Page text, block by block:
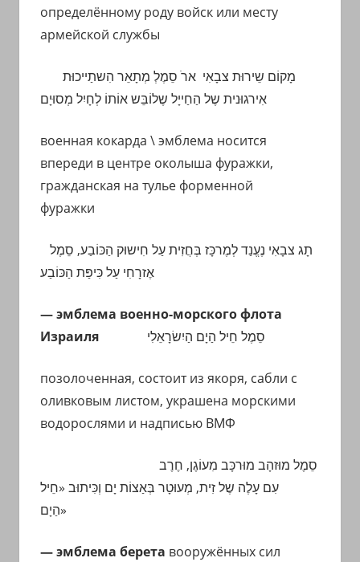
определённому роду войск или месту
армейской службы
מָקוֹם שֵירוּת צבָאִי ארֹסֵמֶלְ מְתָאֵר הִשתַייכוּת
אִירגוּנית שֶל הַחַייָל שֶלוֹבֵּש אוֹתוֹ לְחָיִל מְסוּיָם
военная кокарда \ эмблема носится
впереди в центре околыша фуражки,
гражданская на тулье форменной
фуражки
תָג צבָאִי נֶעֱנַד לְמֶרכָּז בְּחֲזִית עַל חִישוּק הַכּוֹבַע, סֵמֶל
אֶזרָחִי עַל כִּיפַּת הַכּוֹבַע
— эмблема военно-морского флота
Израиля
סֵמֶל חֵיל הַיָם הַיִשׂרָאֵלִי
позолоченная, состоит из якоря, сабли с
оливковым листом, украшена морскими
водорослями и надписью ВМФ
סֵמֶל מוּזהָב מוּרכָּב מִעוֹגֶן, חֶרֶב
עִם עָלֶה שֶל זִית, מְעוּטָר בְּאַצוֹת יָם וְכִּיתוּב «חֵיל
הַיָם»
— эмблема берета вооружённых сил